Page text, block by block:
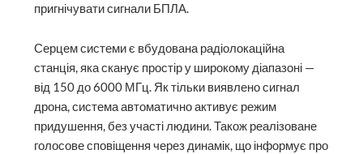
пригнічувати сигнали БПЛА.
Серцем системи є вбудована радіолокаційна
станція, яка сканує простір у широкому діапазоні —
від 150 до 6000 МГц. Як тільки виявлено сигнал
дрона, система автоматично активує режим
придушення, без участі людини. Також реалізоване
голосове сповіщення через динамік, що інформує про